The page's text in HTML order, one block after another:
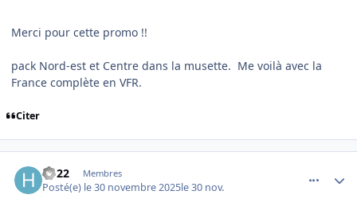
Merci pour cette promo !!
pack Nord-est et Centre dans la musette. Me voilà avec la
France complète en VFR.
Citer
hb22 Membres
Posté(e) le 30 novembre 2025le 30 nov.